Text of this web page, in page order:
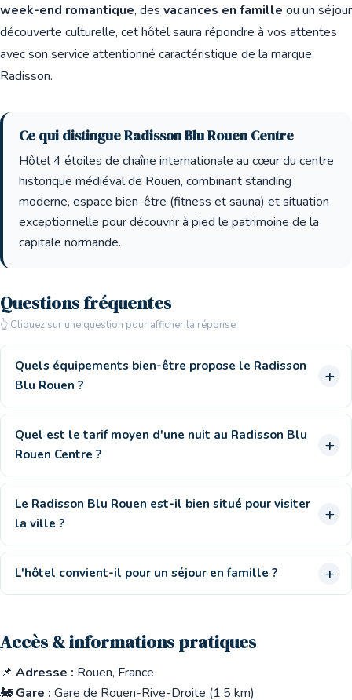
week-end romantique, des vacances en famille ou un séjour
découverte culturelle, cet hôtel saura répondre à vos attentes
avec son service attentionné caractéristique de la marque
Radisson.
Ce qui distingue Radisson Blu Rouen Centre
Hôtel 4 étoiles de chaîne internationale au cœur du centre
historique médiéval de Rouen, combinant standing
moderne, espace bien-être (fitness et sauna) et situation
exceptionnelle pour découvrir à pied le patrimoine de la
capitale normande.
Questions fréquentes
👆 Cliquez sur une question pour afficher la réponse
Quels équipements bien-être propose le Radisson
Blu Rouen ?
Quel est le tarif moyen d'une nuit au Radisson Blu
Rouen Centre ?
Le Radisson Blu Rouen est-il bien situé pour visiter
la ville ?
L'hôtel convient-il pour un séjour en famille ?
Accès & informations pratiques
📌 Adresse : Rouen, France
🚂 Gare : Gare de Rouen-Rive-Droite (1,5 km)